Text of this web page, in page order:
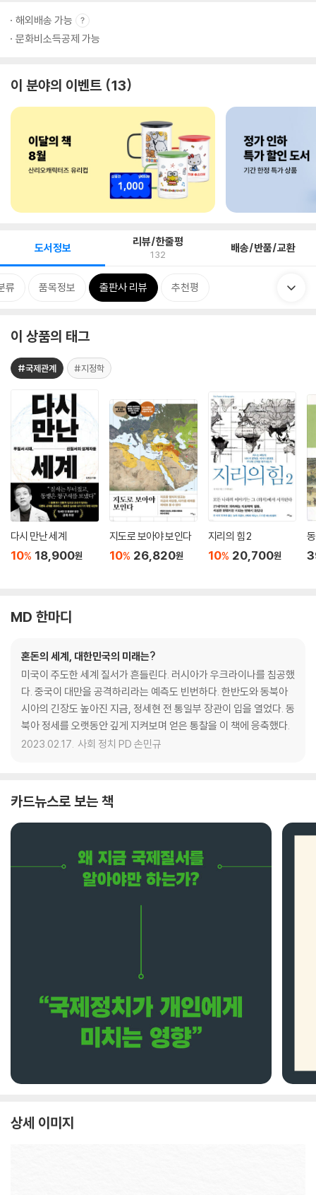
해외배송 가능
문화비소득공제 가능
이 분야의 이벤트 13
도서정보 리뷰/한줄평
132 배송/반품/교환
류 품목정보 출판사 리뷰 추천평
이 상품의 태그
#국제관계 #지정학
다시 만난 세계
10% 18,900원
지도로 보아야 보인다
10% 26,820원
지리의 힘 2
10% 20,700원
MD 한마디
혼돈의 세계, 대한민국의 미래는?
미국이 주도한 세계 질서가 흔들린다. 러시아가 우크라이나를 침공했
다. 중국이 대만을 공격하리라는 예측도 빈번하다. 한반도와 동북아
시아의 긴장도 높아진 지금, 정세현 전 통일부 장관이 입을 열었다. 동
북아 정세를 오랫동안 깊게 지켜보며 얻은 통찰을 이 책에 응축했다.
2023.02.17. 사회 정치 PD 손민규
카드뉴스로 보는 책
상세 이미지